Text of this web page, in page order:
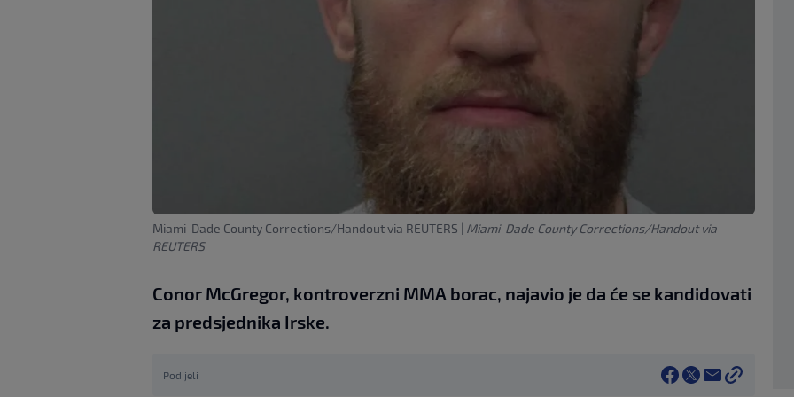
Miami-Dade County Corrections/Handout via REUTERS | Miami-Dade County Corrections/Handout via
REUTERS
Conor McGregor, kontroverzni MMA borac, najavio je da će se kandidovati
za predsjednika Irske.
Podijeli